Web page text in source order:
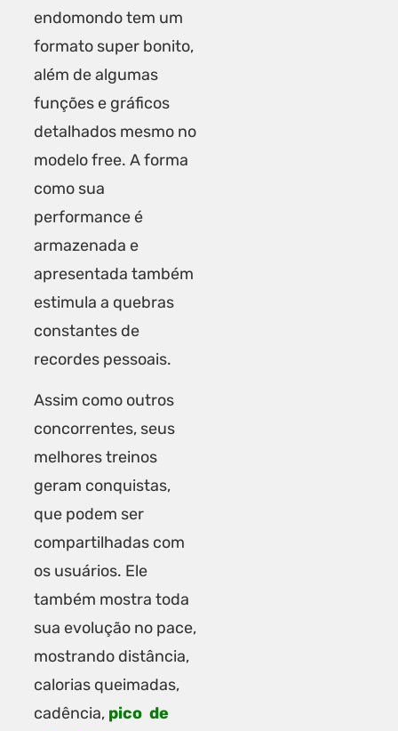
endomondo tem um
formato super bonito,
além de algumas
funções e gráficos
detalhados mesmo no
modelo free. A forma
como sua
performance é
armazenada e
apresentada também
estimula a quebras
constantes de
recordes pessoais.
Assim como outros
concorrentes, seus
melhores treinos
geram conquistas,
que podem ser
compartilhadas com
os usuários. Ele
também mostra toda
sua evolução no pace,
mostrando distância,
calorias queimadas,
cadência, pico de